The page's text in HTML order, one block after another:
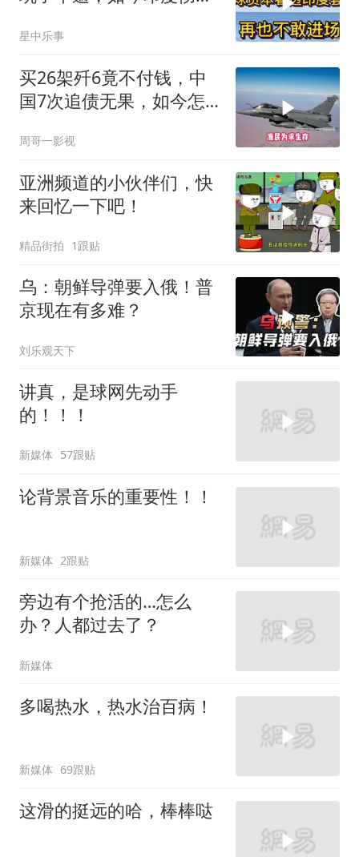
星中乐事
买26架歼6竟不付钱，中
国7次追债无果，如今怎
周哥一影视
亚洲频道的小伙伴们，快
来回忆一下吧！
精品街拍 1跟贴
乌：朝鲜导弹要入俄！普
京现在有多难？
刘乐观天下
讲真，是球网先动手
的！！！
新媒体 57跟贴
论背景音乐的重要性！！
新媒体 2跟贴
旁边有个抢活的…怎么
办？人都过去了？
新媒体
多喝热水，热水治百病！
新媒体 69跟贴
这滑的挺远的哈，棒棒哒